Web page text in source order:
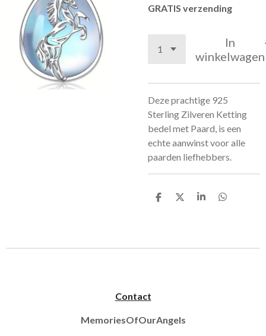
GRATIS verzending
In
winkelwagen
Deze prachtige 925
Sterling Zilveren Ketting
bedel met Paard, is een
echte aanwinst voor alle
paarden liefhebbers.
D
D
S
D
Contact
MemoriesOfOurAngels